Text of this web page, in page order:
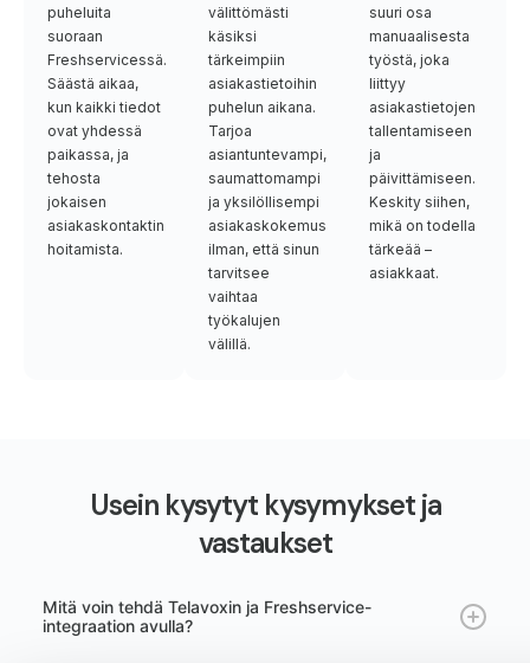
puheluita
suoraan
Freshservicessä.
Säästä aikaa,
kun kaikki tiedot
ovat yhdessä
paikassa, ja
tehosta
jokaisen
asiakaskontaktin
hoitamista.
välittömästi
käsiksi
tärkeimpiin
asiakastietoihin
puhelun aikana.
Tarjoa
asiantuntevampi,
saumattomampi
ja yksilöllisempi
asiakaskokemus
ilman, että sinun
tarvitsee
vaihtaa
työkalujen
välillä.
suuri osa
manuaalisesta
työstä, joka
liittyy
asiakastietojen
tallentamiseen
ja
päivittämiseen.
Keskity siihen,
mikä on todella
tärkeää –
asiakkaat.
Usein kysytyt kysymykset ja
vastaukset
Mitä voin tehdä Telavoxin ja Freshservice-
integraation avulla?